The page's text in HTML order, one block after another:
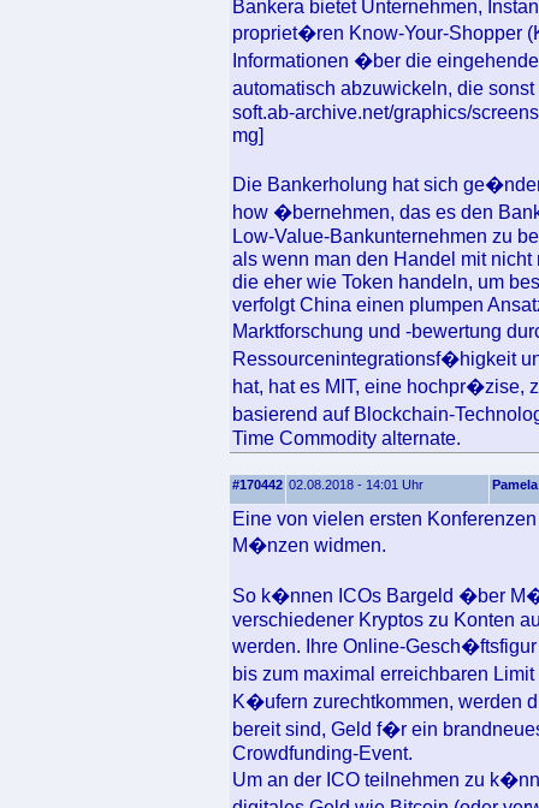
Bankera bietet Unternehmen,
propriet�ren Know-Your-Shopper
Informationen �ber die
automatisch abzuwickeln, die
soft.ab-archive.net/graphics/
mg]
Die Bankerholung hat sich
how �bernehmen, das es den
Low-Value-Bankunternehmen zu
als wenn man den Handel mit
die eher wie Token handeln, um
verfolgt China einen plumpen
Marktforschung und -bewertung
Ressourcenintegrationsf�higkeit
hat, hat es MIT, eine
basierend auf Blockchain-
Time Commodity alternate.
#170442 02.08.2018 - 14:01 Uhr Pamela
Eine von vielen ersten
M�nzen widmen.
So k�nnen ICOs Bargeld �ber
verschiedener Kryptos zu Konten
werden. Ihre Online-
bis zum maximal erreichbaren
K�ufern zurechtkommen, werden
bereit sind, Geld f�r ein
Crowdfunding-Event.
Um an der ICO teilnehmen zu